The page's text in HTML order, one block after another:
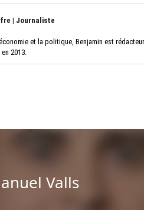
| Journaliste
et la politique, Benjamin est
2013.
Valls